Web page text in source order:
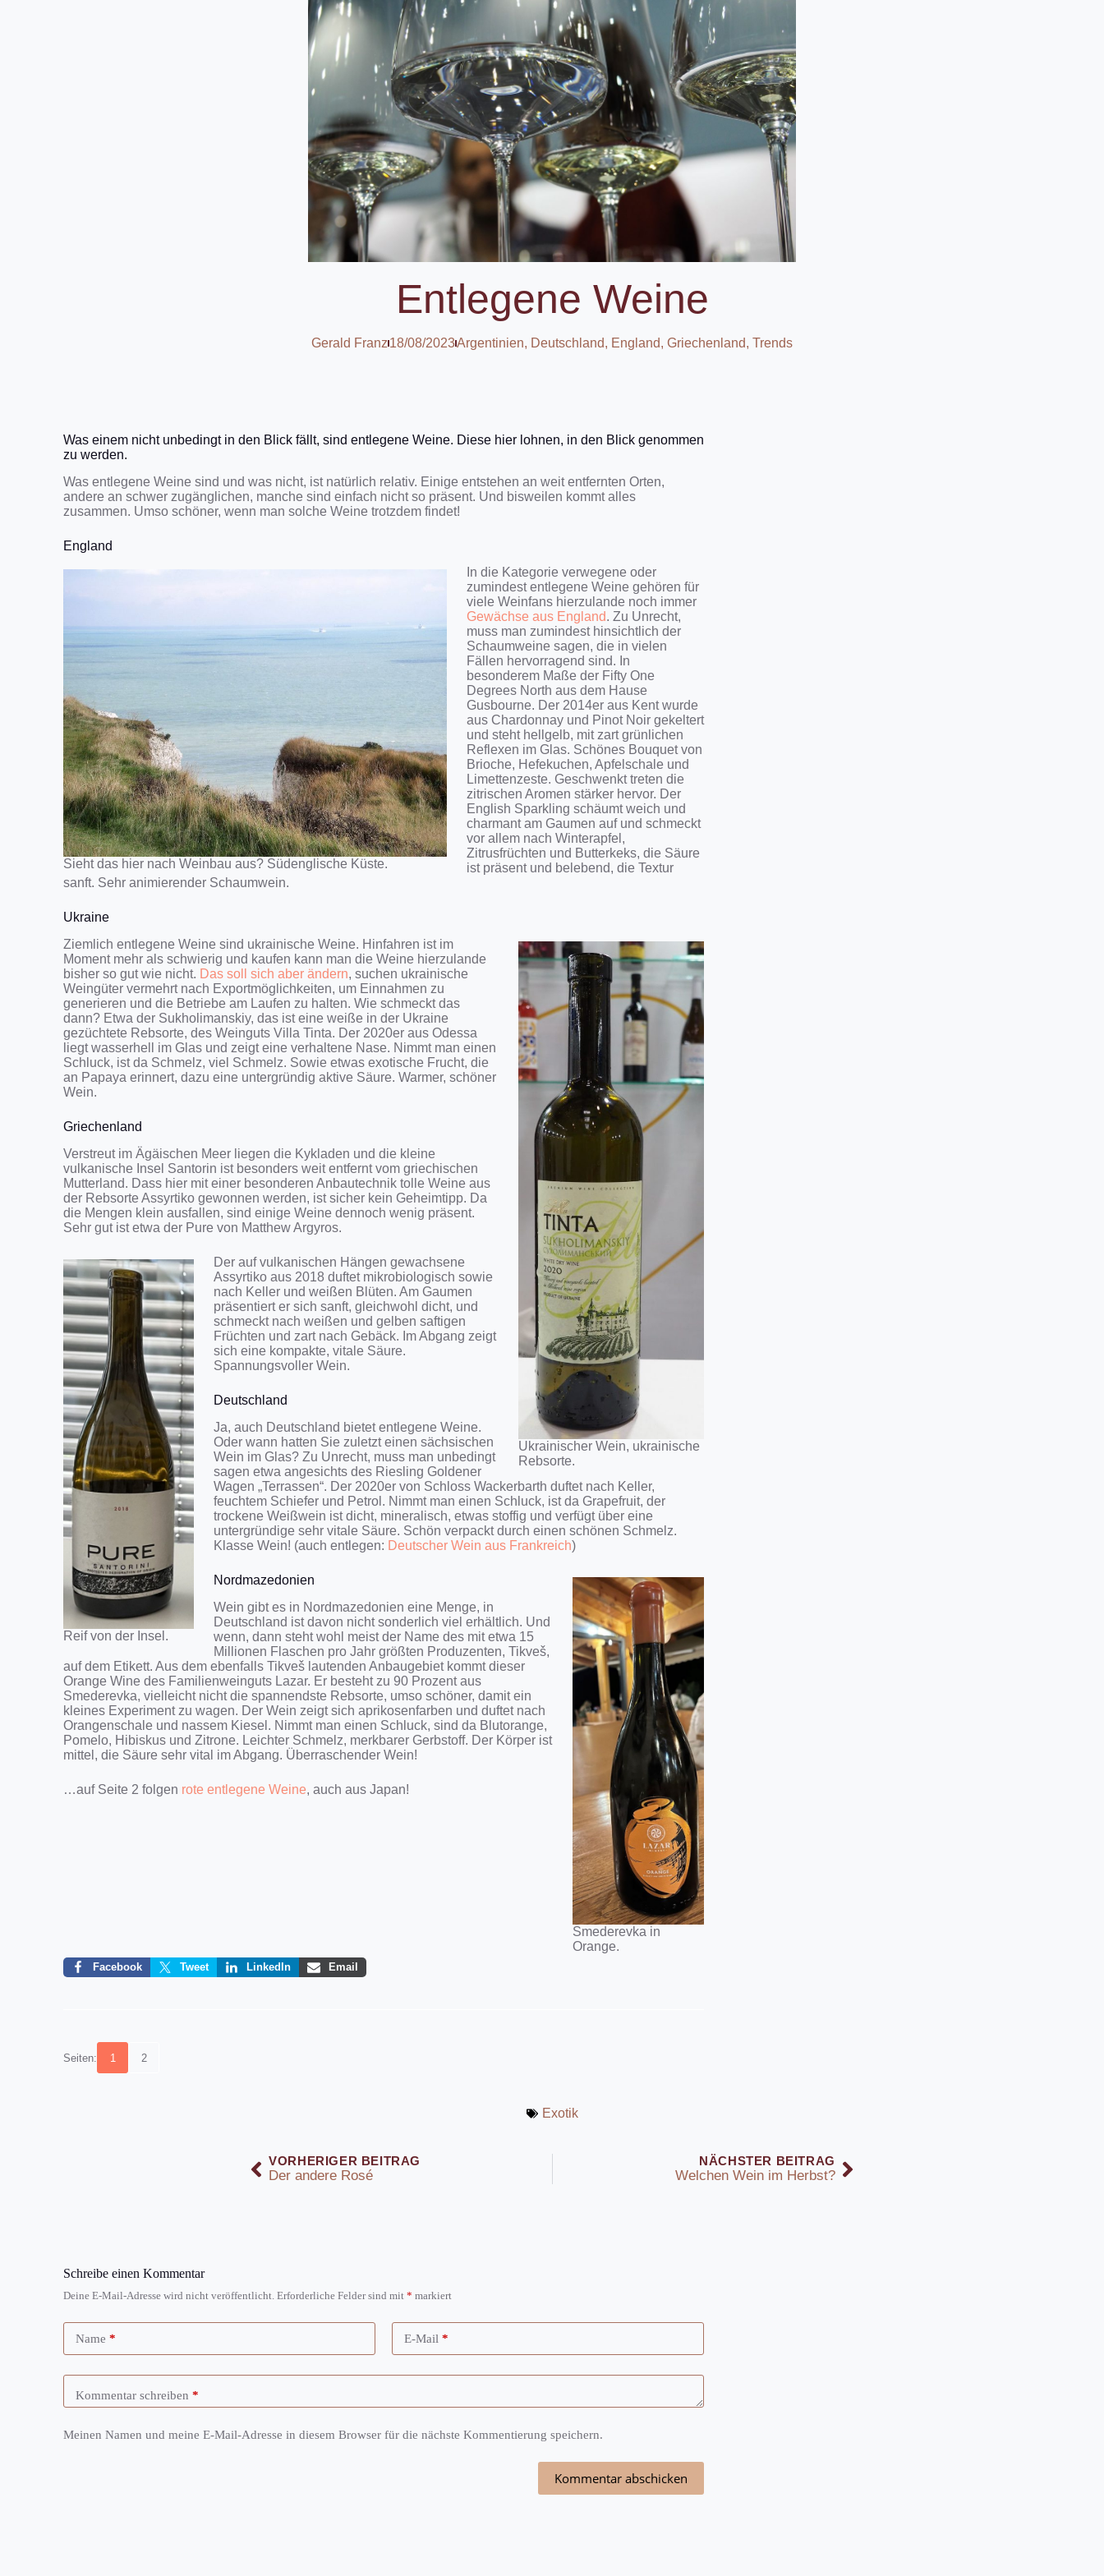
Entlegene Weine
Gerald Franz 18/08/2023Argentinien, Deutschland, England, Griechenland, Trends
Was einem nicht unbedingt in den Blick fällt, sind entlegene Weine. Diese hier lohnen, in den Blick genommen
zu werden.
Was entlegene Weine sind und was nicht, ist natürlich relativ. Einige entstehen an weit entfernten Orten,
andere an schwer zugänglichen, manche sind einfach nicht so präsent. Und bisweilen kommt alles
zusammen. Umso schöner, wenn man solche Weine trotzdem findet!
England
Sieht das hier nach Weinbau aus? Südenglische Küste.
In die Kategorie verwegene oder
zumindest entlegene Weine gehören für
viele Weinfans hierzulande noch immer
Gewächse aus England. Zu Unrecht,
muss man zumindest hinsichtlich der
Schaumweine sagen, die in vielen
Fällen hervorragend sind. In
besonderem Maße der Fifty One
Degrees North aus dem Hause
Gusbourne. Der 2014er aus Kent wurde
aus Chardonnay und Pinot Noir gekeltert
und steht hellgelb, mit zart grünlichen
Reflexen im Glas. Schönes Bouquet von
Brioche, Hefekuchen, Apfelschale und
Limettenzeste. Geschwenkt treten die
zitrischen Aromen stärker hervor. Der
English Sparkling schäumt weich und
charmant am Gaumen auf und schmeckt
vor allem nach Winterapfel,
Zitrusfrüchten und Butterkeks, die Säure
ist präsent und belebend, die Textur
sanft. Sehr animierender Schaumwein.
Ukraine
Ukrainischer Wein, ukrainische
Rebsorte.
Ziemlich entlegene Weine sind ukrainische Weine. Hinfahren ist im
Moment mehr als schwierig und kaufen kann man die Weine hierzulande
bisher so gut wie nicht. Das soll sich aber ändern, suchen ukrainische
Weingüter vermehrt nach Exportmöglichkeiten, um Einnahmen zu
generieren und die Betriebe am Laufen zu halten. Wie schmeckt das
dann? Etwa der Sukholimanskiy, das ist eine weiße in der Ukraine
gezüchtete Rebsorte, des Weinguts Villa Tinta. Der 2020er aus Odessa
liegt wasserhell im Glas und zeigt eine verhaltene Nase. Nimmt man einen
Schluck, ist da Schmelz, viel Schmelz. Sowie etwas exotische Frucht, die
an Papaya erinnert, dazu eine untergründig aktive Säure. Warmer, schöner
Wein.
Griechenland
Verstreut im Ägäischen Meer liegen die Kykladen und die kleine
vulkanische Insel Santorin ist besonders weit entfernt vom griechischen
Mutterland. Dass hier mit einer besonderen Anbautechnik tolle Weine aus
der Rebsorte Assyrtiko gewonnen werden, ist sicher kein Geheimtipp. Da
die Mengen klein ausfallen, sind einige Weine dennoch wenig präsent.
Sehr gut ist etwa der Pure von Matthew Argyros.
Reif von der Insel.
Der auf vulkanischen Hängen gewachsene
Assyrtiko aus 2018 duftet mikrobiologisch sowie
nach Keller und weißen Blüten. Am Gaumen
präsentiert er sich sanft, gleichwohl dicht, und
schmeckt nach weißen und gelben saftigen
Früchten und zart nach Gebäck. Im Abgang zeigt
sich eine kompakte, vitale Säure.
Spannungsvoller Wein.
Deutschland
Ja, auch Deutschland bietet entlegene Weine.
Oder wann hatten Sie zuletzt einen sächsischen
Wein im Glas? Zu Unrecht, muss man unbedingt
sagen etwa angesichts des Riesling Goldener
Wagen „Terrassen“. Der 2020er von Schloss Wackerbarth duftet nach Keller,
feuchtem Schiefer und Petrol. Nimmt man einen Schluck, ist da Grapefruit, der
trockene Weißwein ist dicht, mineralisch, etwas stoffig und verfügt über eine
untergründige sehr vitale Säure. Schön verpackt durch einen schönen Schmelz.
Klasse Wein! (auch entlegen: Deutscher Wein aus Frankreich)
Smederevka in
Orange.
Nordmazedonien
Wein gibt es in Nordmazedonien eine Menge, in
Deutschland ist davon nicht sonderlich viel erhältlich. Und
wenn, dann steht wohl meist der Name des mit etwa 15
Millionen Flaschen pro Jahr größten Produzenten, Tikveš,
auf dem Etikett. Aus dem ebenfalls Tikveš lautenden Anbaugebiet kommt dieser
Orange Wine des Familienweinguts Lazar. Er besteht zu 90 Prozent aus
Smederevka, vielleicht nicht die spannendste Rebsorte, umso schöner, damit ein
kleines Experiment zu wagen. Der Wein zeigt sich aprikosenfarben und duftet nach
Orangenschale und nassem Kiesel. Nimmt man einen Schluck, sind da Blutorange,
Pomelo, Hibiskus und Zitrone. Leichter Schmelz, merkbarer Gerbstoff. Der Körper ist
mittel, die Säure sehr vital im Abgang. Überraschender Wein!
…auf Seite 2 folgen rote entlegene Weine, auch aus Japan!
Facebook Tweet LinkedIn Email
Seiten: 1 2
Exotik
VORHERIGER BEITRAG
Der andere Rosé
NÄCHSTER BEITRAG
Welchen Wein im Herbst?
Schreibe einen Kommentar
Deine E-Mail-Adresse wird nicht veröffentlicht. Erforderliche Felder sind mit* markiert
Name * E-Mail *
Kommentar schreiben *
Meinen Namen und meine E-Mail-Adresse in diesem Browser für die nächste Kommentierung speichern.
Kommentar abschicken